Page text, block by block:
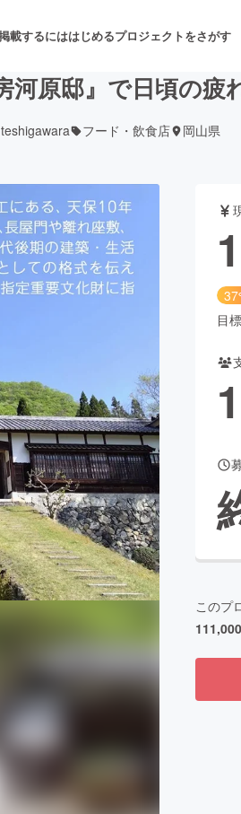
載するにははじめるプロジェクトをさがす
舞台・パフォーマ
フード・飲食店
ビューティー・ヘ
for Social GoodCAMPFIRE Creation
ふるさと納税machi-yaコミュニティ
河原邸』で日頃の疲
フード・飲食店 岡山県
目
このプ
111,000